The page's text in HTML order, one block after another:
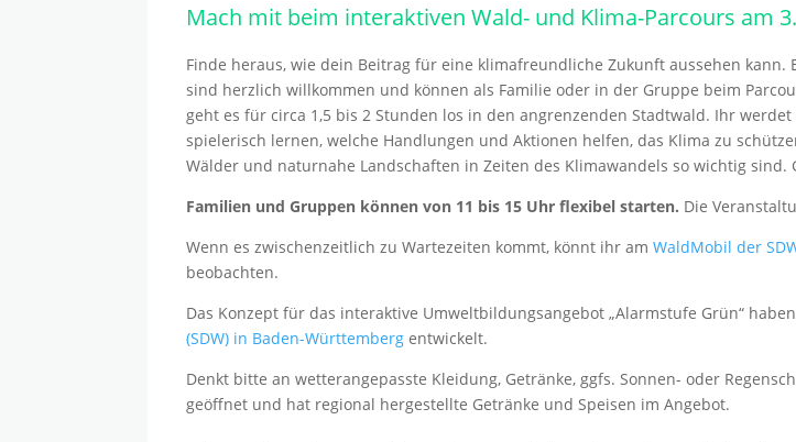
Mach mit beim interaktiven Wald- und Klima-Parcours am
Finde heraus, wie dein Beitrag für eine klimafreundliche Zukunft aussehen kann.
sind herzlich willkommen und können als Familie oder in der Gruppe beim
geht es für circa 1,5 bis 2 Stunden los in den angrenzenden Stadtwald. Ihr
spielerisch lernen, welche Handlungen und Aktionen helfen, das Klima zu
Wälder und naturnahe Landschaften in Zeiten des Klimawandels so wichtig
Familien und Gruppen können von 11 bis 15 Uhr flexibel starten. Die
Wenn es zwischenzeitlich zu Wartezeiten kommt, könnt ihr amWaldMobil der
beobachten.
Das Konzept für das interaktive Umweltbildungsangebot „Alarmstufe Grün“
(SDW) in Baden-Württemberg entwickelt.
Denkt bitte an wetterangepasste Kleidung, Getränke, ggfs. Sonnen- oder
geöffnet und hat regional hergestellte Getränke und Speisen im Angebot.